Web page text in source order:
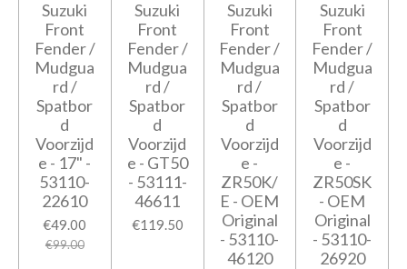
Suzuki
Front
Fender /
Mudgua
rd /
Spatbor
d
Voorzijd
e - 17" -
53110-
22610
€49.00
€99.00
Suzuki
Front
Fender /
Mudgua
rd /
Spatbor
d
Voorzijd
e - GT50
- 53111-
46611
€119.50
Suzuki
Front
Fender /
Mudgua
rd /
Spatbor
d
Voorzijd
e -
ZR50K/
E - OEM
Original
- 53110-
46120
Suzuki
Front
Fender /
Mudgua
rd /
Spatbor
d
Voorzijd
e -
ZR50SK
- OEM
Original
- 53110-
26920